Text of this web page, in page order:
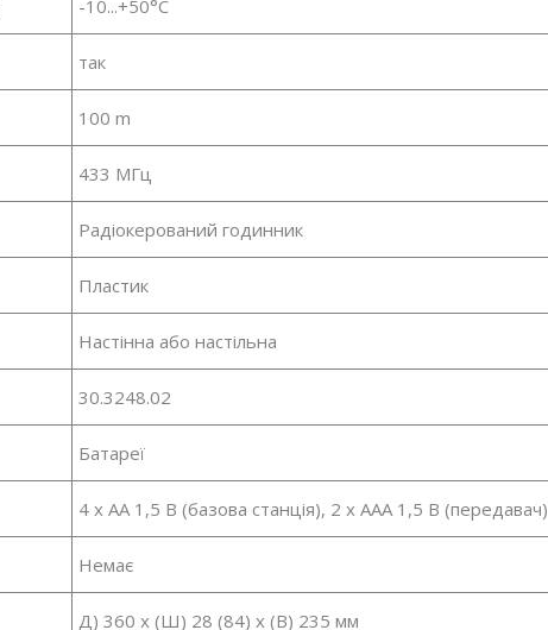
-10...+50°С
так
100 m
433 МГц
Радіокерований годинник
Пластик
Настінна або настільна
30.3248.02
Батареї
4 x AA 1,5 В (базова станція), 2 x AAA 1,5 В (передавач)
Немає
Д) 360 х (Ш) 28 (84) х (В) 235 мм